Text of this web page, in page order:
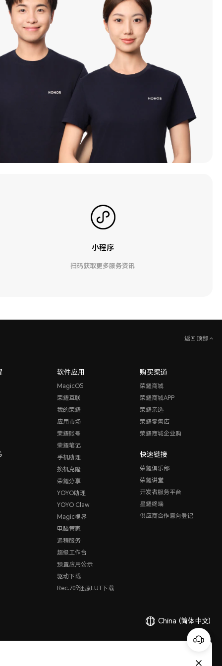
小程序
扫码获取更多服务资讯
返回顶部
软件应用
MagicOS
荣耀互联
我的荣耀
应用市场
荣耀账号
荣耀笔记
手机助理
换机克隆
荣耀分享
YOYO助理
YOYO Claw
Magic视界
电脑管家
远程服务
超级工作台
预置应用公示
驱动下载
Rec.709还原LUT下载
购买渠道
荣耀商城
荣耀商城APP
荣耀亲选
荣耀零售店
荣耀商城企业购
快速链接
荣耀俱乐部
荣耀讲堂
开发者服务平台
星耀终端
供应商合作意向登记
China (简体中文)
粤ICP备20047157号